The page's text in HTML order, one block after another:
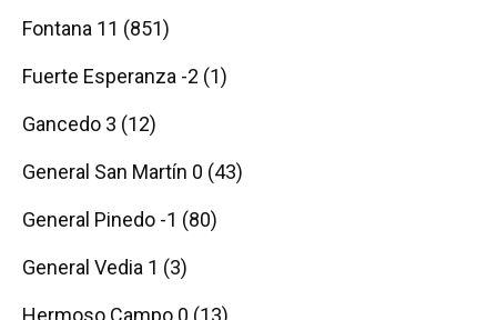
Fontana 11 (851)
Fuerte Esperanza -2 (1)
Gancedo 3 (12)
General San Martín 0 (43)
General Pinedo -1 (80)
General Vedia 1 (3)
Hermoso Campo 0 (13)